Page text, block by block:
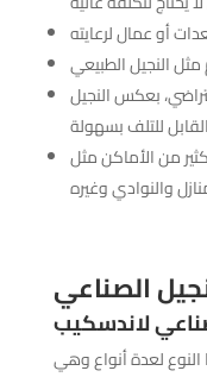
بعكس النجيل
من الأماكن مثل
الصناعي
لاندسكيب